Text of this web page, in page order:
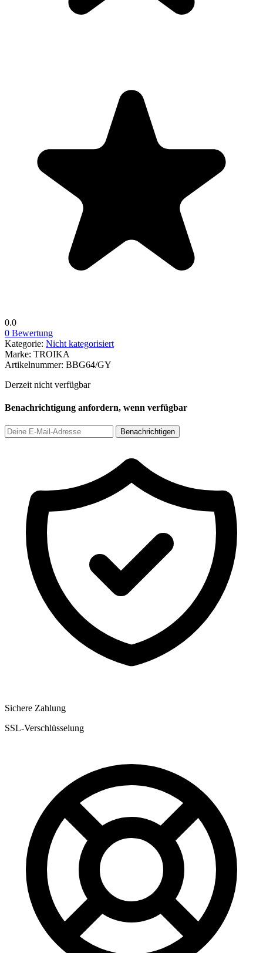
0.0
0 Bewertung
Kategorie: Nicht kategorisiert
Marke: TROIKA
Artikelnummer: BBG64/GY
Derzeit nicht verfügbar
Benachrichtigung anfordern, wenn verfügbar
Benachrichtigen
Sichere Zahlung
SSL-Verschlüsselung